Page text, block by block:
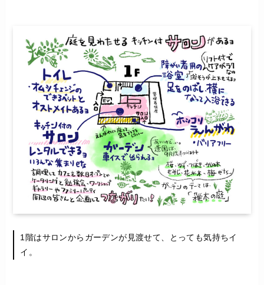
1階はサロンからガーデンが見渡せて、とっても気持ちイ
イ。